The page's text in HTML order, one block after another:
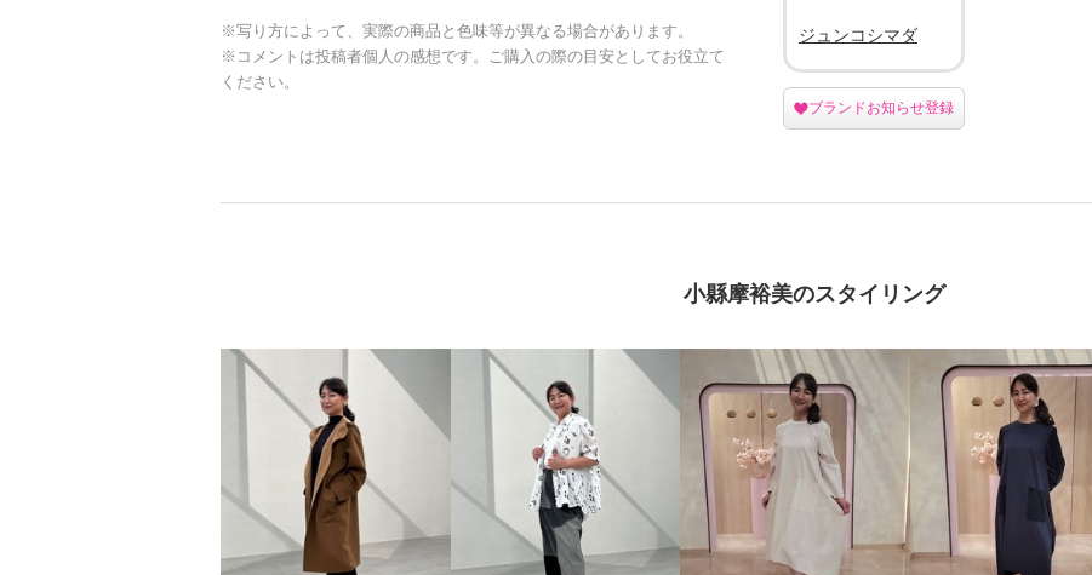
※写り方によって、実際の商品と色味等が異なる場合があります。
※コメントは投稿者個人の感想です。ご購入の際の目安としてお役立て
ください。
ジュンコシマダ
ブランドお知らせ登録
小縣摩裕美のスタイリング